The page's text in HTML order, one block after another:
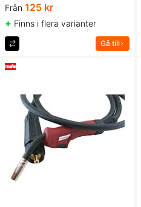
Från 125 kr
+ Finns i flera varianter
Gå till